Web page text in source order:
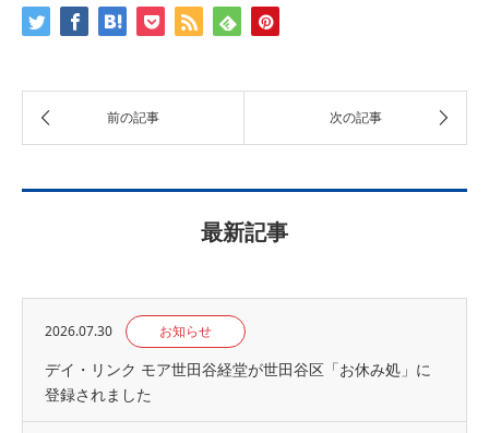
最新記事
2026.07.30 お知らせ
デイ・リンク モア世田谷経堂が世田谷区「お休み処」に
登録されました